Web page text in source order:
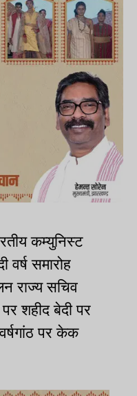
कम्युनिस्ट
वर्ष समारोह
राज्य सचिव
शहीद बेदी पर
पर केक